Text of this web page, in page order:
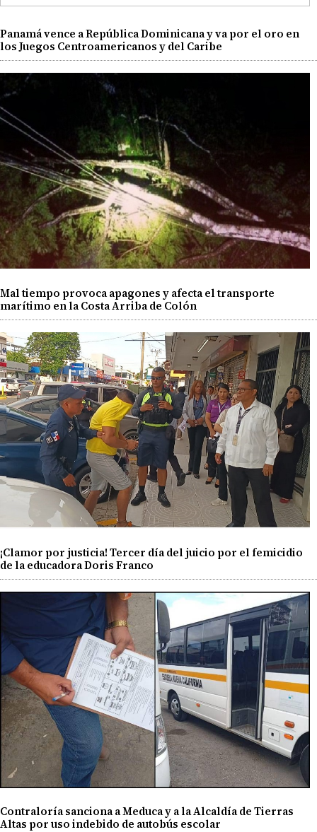
Panamá vence a República Dominicana y va por el oro en
los Juegos Centroamericanos y del Caribe
Mal tiempo provoca apagones y afecta el transporte
marítimo en la Costa Arriba de Colón
¡Clamor por justicia! Tercer día del juicio por el femicidio
de la educadora Doris Franco
Contraloría sanciona a Meduca y a la Alcaldía de Tierras
Altas por uso indebido de autobús escolar